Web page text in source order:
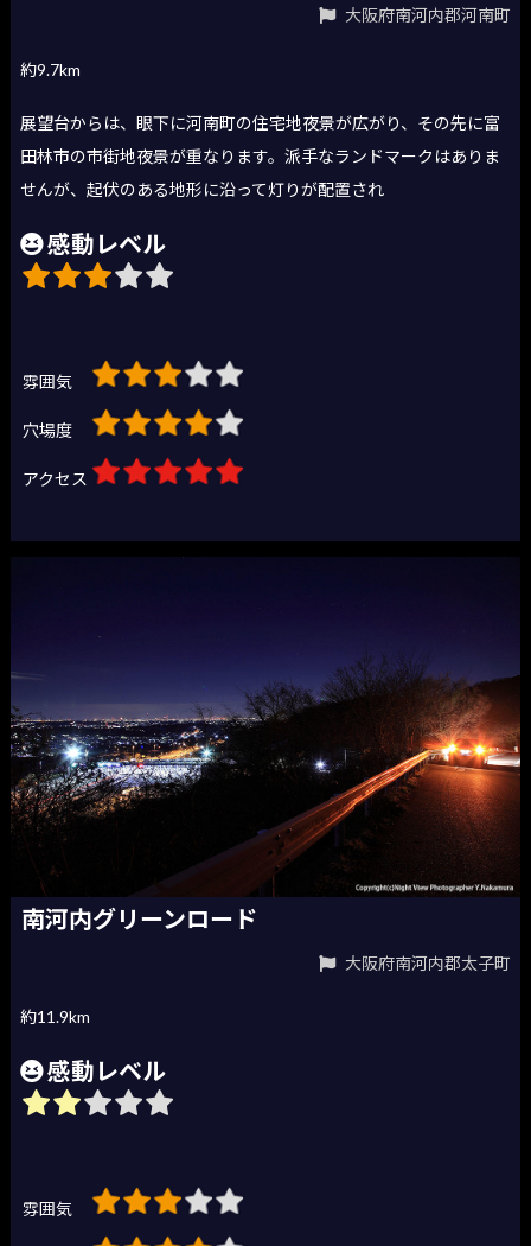
大阪府南河内郡河南町
約9.7km
展望台からは、眼下に河南町の住宅地夜景が広がり、その先に富
田林市の市街地夜景が重なります。派手なランドマークはありま
せんが、起伏のある地形に沿って灯りが配置され
感動レベル
雰囲気
穴場度
アクセス
南河内グリーンロード
大阪府南河内郡太子町
約11.9km
感動レベル
雰囲気